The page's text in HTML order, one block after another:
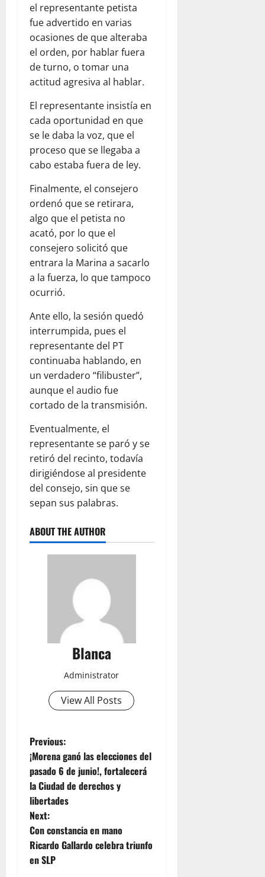
el representante petista
fue advertido en varias
ocasiones de que alteraba
el orden, por hablar fuera
de turno, o tomar una
actitud agresiva al hablar.
El representante insistía en
cada oportunidad en que
se le daba la voz, que el
proceso que se llegaba a
cabo estaba fuera de ley.
Finalmente, el consejero
ordenó que se retirara,
algo que el petista no
acató, por lo que el
consejero solicitó que
entrara la Marina a sacarlo
a la fuerza, lo que tampoco
ocurrió.
Ante ello, la sesión quedó
interrumpida, pues el
representante del PT
continuaba hablando, en
un verdadero “filibuster”,
aunque el audio fue
cortado de la transmisión.
Eventualmente, el
representante se paró y se
retiró del recinto, todavía
dirigiéndose al presidente
del consejo, sin que se
sepan sus palabras.
ABOUT THE AUTHOR
Blanca
Administrator
View All Posts
P
o
s
t
n
a
Previous:
¡Morena ganó las elecciones del
pasado 6 de junio!, fortalecerá
la Ciudad de derechos y
libertades
Next:
Con constancia en mano
Ricardo Gallardo celebra triunfo
en SLP